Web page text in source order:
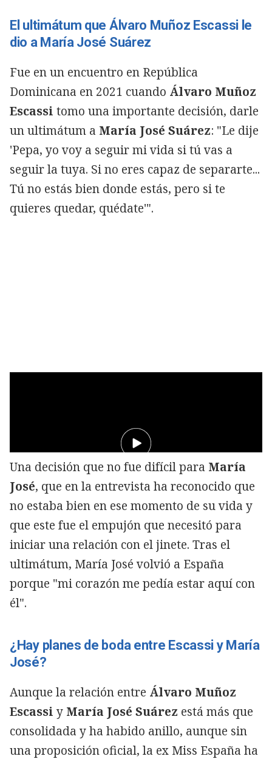
El ultimátum que Álvaro Muñoz Escassi le
dio a María José Suárez
Fue en un encuentro en República
Dominicana en 2021 cuando Álvaro Muñoz
Escassi tomo una importante decisión, darle
un ultimátum a María José Suárez: "Le dije
'Pepa, yo voy a seguir mi vida si tú vas a
seguir la tuya. Si no eres capaz de separarte...
Tú no estás bien donde estás, pero si te
quieres quedar, quédate'".
Una decisión que no fue difícil para María
José, que en la entrevista ha reconocido que
no estaba bien en ese momento de su vida y
que este fue el empujón que necesitó para
iniciar una relación con el jinete. Tras el
ultimátum, María José volvió a España
porque "mi corazón me pedía estar aquí con
él".
¿Hay planes de boda entre Escassi y María
José?
Aunque la relación entre Álvaro Muñoz
Escassi y María José Suárez está más que
consolidada y ha habido anillo, aunque sin
una proposición oficial, la ex Miss España ha